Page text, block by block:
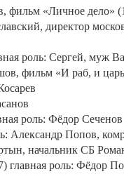
фильм «Личное дело»
директор
роль: Сергей, муж
фильм «И раб, и
роль: Фёдор Сеченов
Александр Попов,
начальник СБ
главная роль: Фёдор